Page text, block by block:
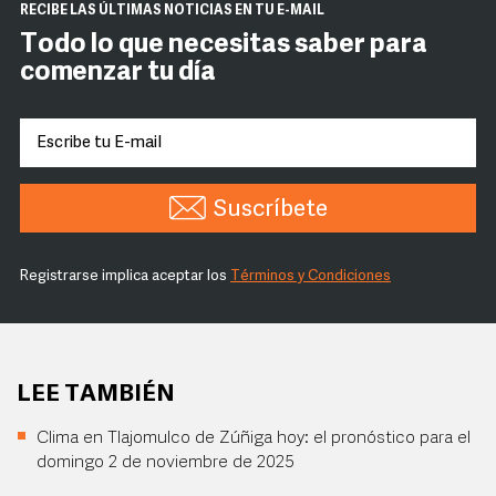
RECIBE LAS ÚLTIMAS NOTICIAS EN TU E-MAIL
Todo lo que necesitas saber para
comenzar tu día
Suscríbete
Registrarse implica aceptar los Términos y Condiciones
LEE TAMBIÉN
Clima en Tlajomulco de Zúñiga hoy: el pronóstico para el
domingo 2 de noviembre de 2025